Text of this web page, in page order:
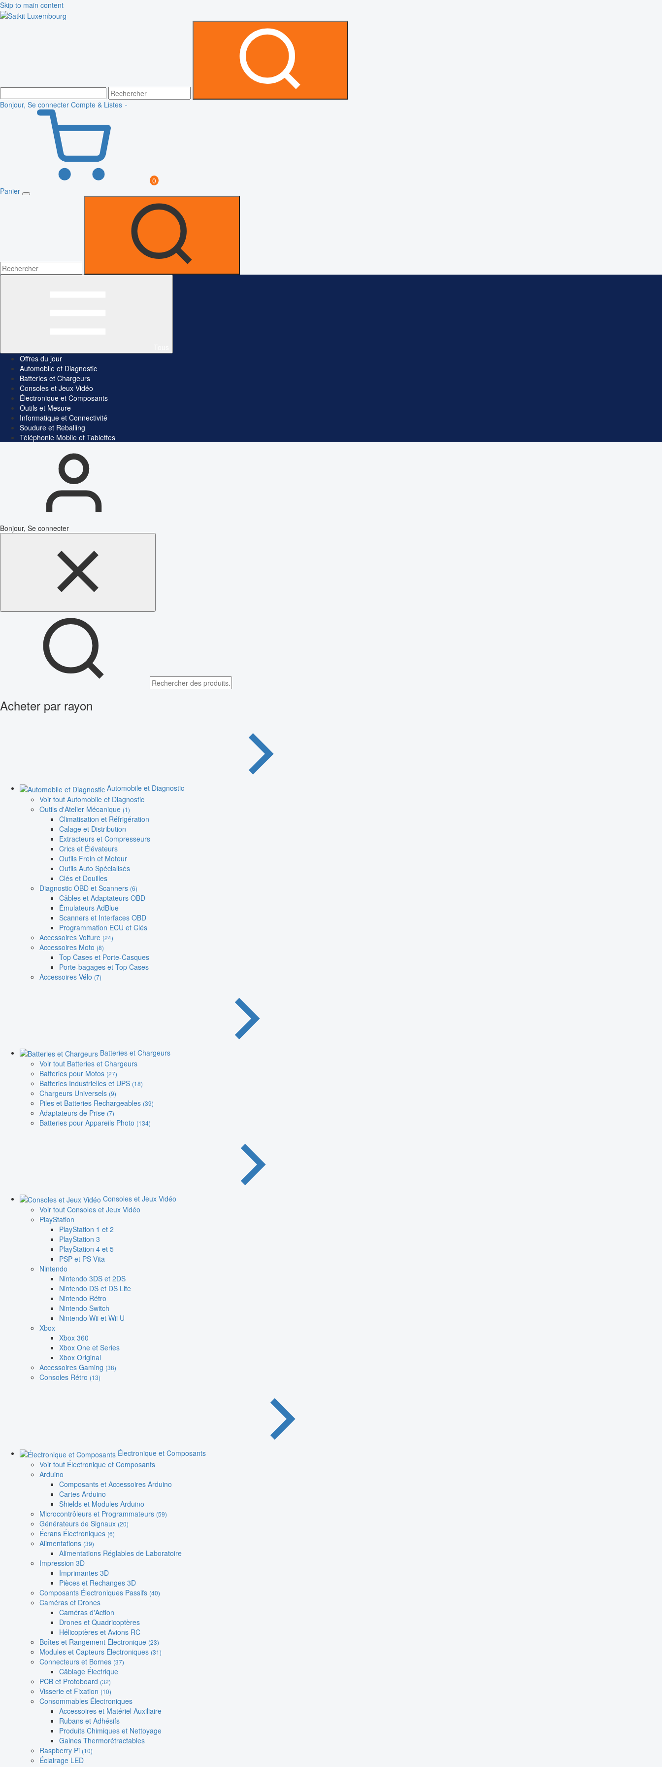
Skip to main content
Bonjour, Se connecter Compte & Listes
0
Panier
Offres du jour
Automobile et Diagnostic
Batteries et Chargeurs
Consoles et Jeux Vidéo
Électronique et Composants
Outils et Mesure
Informatique et Connectivité
Soudure et Reballing
Téléphonie Mobile et Tablettes
Bonjour, Se connecter
Acheter par rayon
Automobile et Diagnostic
Voir tout Automobile et Diagnostic
Outils d'Atelier Mécanique (1)
Climatisation et Réfrigération
Calage et Distribution
Extracteurs et Compresseurs
Crics et Élévateurs
Outils Frein et Moteur
Outils Auto Spécialisés
Clés et Douilles
Diagnostic OBD et Scanners (6)
Câbles et Adaptateurs OBD
Émulateurs AdBlue
Scanners et Interfaces OBD
Programmation ECU et Clés
Accessoires Voiture (24)
Accessoires Moto (8)
Top Cases et Porte-Casques
Porte-bagages et Top Cases
Accessoires Vélo (7)
Batteries et Chargeurs
Voir tout Batteries et Chargeurs
Batteries pour Motos (27)
Batteries Industrielles et UPS (18)
Chargeurs Universels (9)
Piles et Batteries Rechargeables (39)
Adaptateurs de Prise (7)
Batteries pour Appareils Photo (134)
Consoles et Jeux Vidéo
Voir tout Consoles et Jeux Vidéo
PlayStation
PlayStation 1 et 2
PlayStation 3
PlayStation 4 et 5
PSP et PS Vita
Nintendo
Nintendo 3DS et 2DS
Nintendo DS et DS Lite
Nintendo Rétro
Nintendo Switch
Nintendo Wii et Wii U
Xbox
Xbox 360
Xbox One et Series
Xbox Original
Accessoires Gaming (38)
Consoles Rétro (13)
Électronique et Composants
Voir tout Électronique et Composants
Arduino
Composants et Accessoires Arduino
Cartes Arduino
Shields et Modules Arduino
Microcontrôleurs et Programmateurs (59)
Générateurs de Signaux (20)
Écrans Électroniques (6)
Alimentations (39)
Alimentations Réglables de Laboratoire
Impression 3D
Imprimantes 3D
Pièces et Rechanges 3D
Composants Électroniques Passifs (40)
Caméras et Drones
Caméras d'Action
Drones et Quadricoptères
Hélicoptères et Avions RC
Boîtes et Rangement Électronique (23)
Modules et Capteurs Électroniques (31)
Connecteurs et Bornes (37)
Câblage Électrique
PCB et Protoboard (32)
Visserie et Fixation (10)
Consommables Électroniques
Accessoires et Matériel Auxiliaire
Rubans et Adhésifs
Produits Chimiques et Nettoyage
Gaines Thermorétractables
Raspberry Pi (10)
Éclairage LED